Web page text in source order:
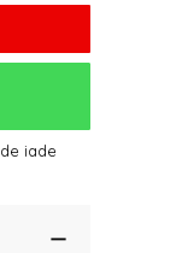
iade